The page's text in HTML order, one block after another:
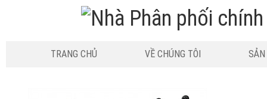
TRANG CHỦ VỀ CHÚNG TÔI